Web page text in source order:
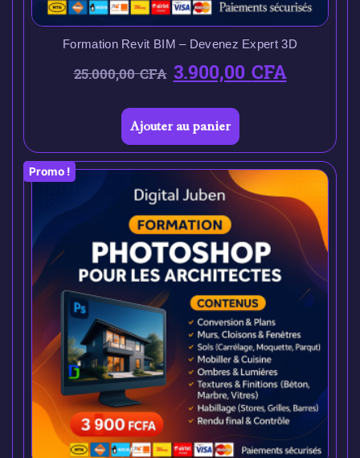
Formation Revit BIM – Devenez Expert 3D
25.000,00CFA 3.900,00CFA
Ajouter au panier
Promo !